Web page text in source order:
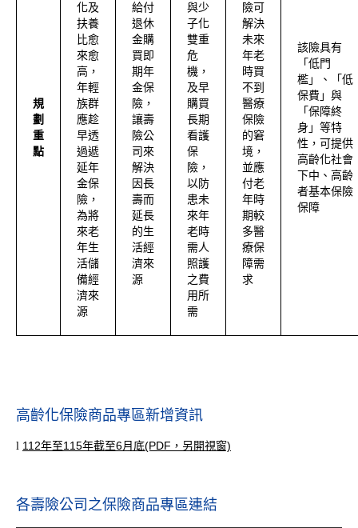
規
劃
重
點
化及
扶養
比愈
來愈
高，
年輕
族群
應趁
早透
過遞
延年
金保
險，
為將
來老
年生
活儲
備經
濟來
源
給付
退休
金購
買即
期年
金保
險，
讓壽
險公
司來
解決
因長
壽而
延長
的生
活經
濟來
源
與少
子化
雙重
危
機，
及早
購買
長期
看護
保
險，
以防
患未
來年
老時
需人
照護
之費
用所
需
險可
解決
未來
年老
時買
不到
醫療
保險
的窘
境，
並應
付老
年時
期較
多醫
療保
障需
求
該險具有
「低門
檻」、「低
保費」與
「保障終
身」等特
性，可提供
高齡化社會
下中、高齡
者基本保險
保障
高齡化保險商品專區新增資訊
l 112年至115年截至6月底(PDF，另開視窗)
各壽險公司之保險商品專區連結